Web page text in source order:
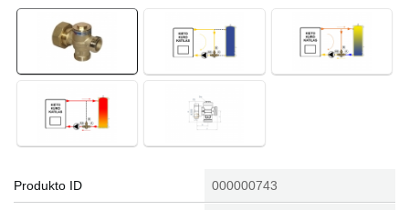
Produkto ID 000000743